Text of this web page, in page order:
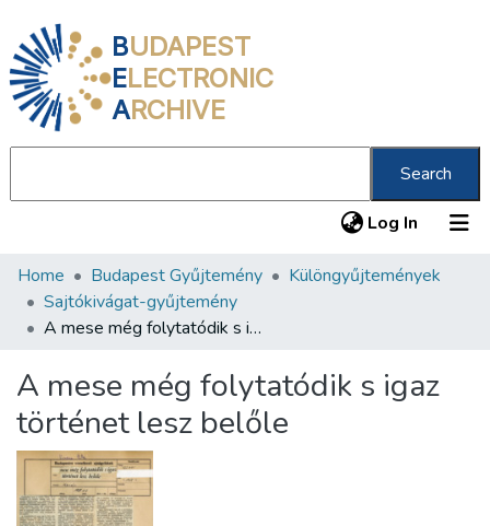
BUDAPEST
ELECTRONIC
ARCHIVE
Search
Log In (current)
Communities & Collections
All of DSpace
About us
Home Budapest Gyűjtemény
Különgyűjtemények
Sajtókivágat-gyűjtemény
A mese még folytatódik s igaz történet lesz belőle
A mese még folytatódik s igaz
történet lesz belőle